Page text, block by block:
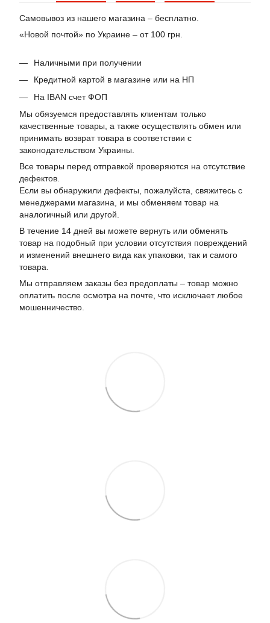
Самовывоз из нашего магазина – бесплатно.
«Новой почтой» по Украине – от 100 грн.
Наличными при получении
Кредитной картой в магазине или на НП
На IBAN счет ФОП
Мы обязуемся предоставлять клиентам только
качественные товары, а также осуществлять обмен или
принимать возврат товара в соответствии с
законодательством Украины.
Все товары перед отправкой проверяются на отсутствие
дефектов.
Если вы обнаружили дефекты, пожалуйста, свяжитесь с
менеджерами магазина, и мы обменяем товар на
аналогичный или другой.
В течение 14 дней вы можете вернуть или обменять
товар на подобный при условии отсутствия повреждений
и изменений внешнего вида как упаковки, так и самого
товара.
Мы отправляем заказы без предоплаты – товар можно
оплатить после осмотра на почте, что исключает любое
мошенничество.